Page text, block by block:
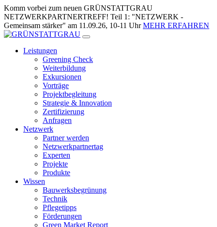
Zum
Inhalt
springen
Komm vorbei zum neuen GRÜNSTATTGRAU
NETZWERKPARTNERTREFF! Teil 1: "NETZWERK -
Gemeinsam stärker" am 11.09.26, 10-11 UhrMEHR ERFAHREN
Leistungen
Greening Check
Weiterbildung
Exkursionen
Vorträge
Projektbegleitung
Strategie & Innovation
Zertifizierung
Anfragen
Netzwerk
Partner werden
Netzwerkpartnertag
Experten
Projekte
Produkte
Wissen
Bauwerksbegrünung
Technik
Pflegetipps
Förderungen
Green Market Report